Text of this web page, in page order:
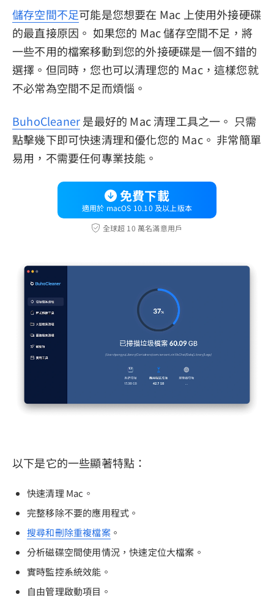
儲存空間不足可能是您想要在 Mac 上使用外接硬碟
的最直接原因。 如果您的 Mac 儲存空間不足，將
一些不用的檔案移動到您的外接硬碟是一個不錯的
選擇。但同時，您也可以清理您的 Mac，這樣您就
不必常為空間不足而煩惱。
BuhoCleaner是最好的 Mac 清理工具之一。 只需
點擊幾下即可快速清理和優化您的 Mac。 非常簡單
易用，不需要任何專業技能。
免費下載
適用於 macOS 10.10 及以上版本
全球超 10 萬名滿意用戶
以下是它的一些顯著特點：
快速清理 Mac。
完整移除不要的應用程式。
搜尋和刪除重複檔案。
分析磁碟空間使用情況，快速定位大檔案。
實時監控系統效能。
自由管理啟動項目。